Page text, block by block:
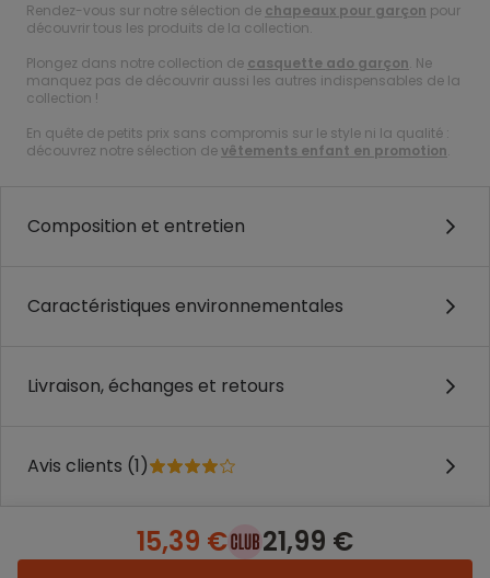
Rendez-vous sur notre sélection de chapeaux pour garçon pour
découvrir tous les produits de la collection.
Plongez dans notre collection de casquette ado garçon. Ne
manquez pas de découvrir aussi les autres indispensables de la
collection !
En quête de petits prix sans compromis sur le style ni la qualité :
découvrez notre sélection devêtements enfant en promotion.
Composition et entretien
Caractéristiques environnementales
Livraison, échanges et retours
Avis clients (1)
15,39 € 21,99 €